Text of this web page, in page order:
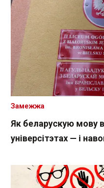
Як беларускую мову
універсітэтах — і
Замежжа